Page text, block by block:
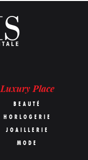
Luxury Place
BEAUTÉ
HORLOGERIE
JOAILLERIE
MODE